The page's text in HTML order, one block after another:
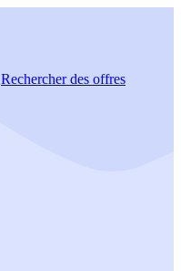
Rechercherdes offres